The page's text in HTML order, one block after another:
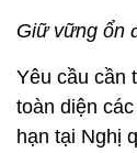
Giữ vững ổn
Yêu cầu cần
toàn diện
hạn tại Nghị